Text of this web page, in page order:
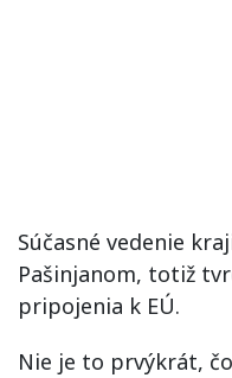
Súčasné vedenie
Pašinjanom, totiž
pripojenia k EÚ.
Nie je to prvýkrát,